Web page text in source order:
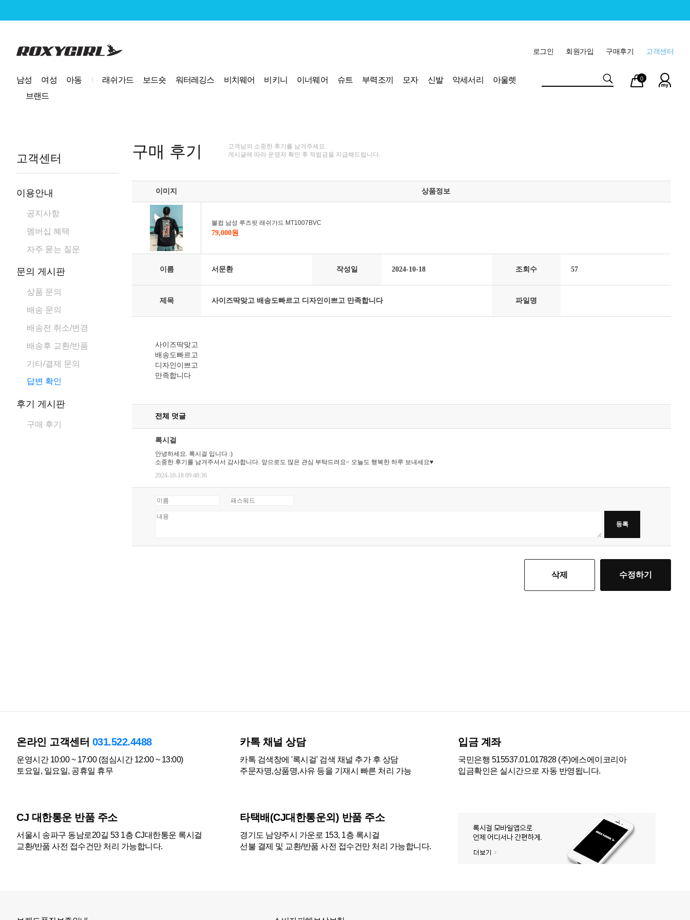
로고 고객센터
구매후기
회원가입
로그인
남성 여성 아동 래쉬가드 보드숏 워터레깅스 비치웨어 비키니 이너웨어 슈트 부력조끼 모자 신발 악세서리
아울렛
브랜드
마이
페이
장바
구니
0
고객센터
이용안내
공지사항
멤버십 혜택
자주 묻는 질문
문의 게시판
상품 문의
배송 문의
배송전 취소/변경
배송후 교환/반품
기타/결제 문의
답변 확인
후기 게시판
구매 후기
구매 후기
고객님의 소중한 후기를 남겨주세요.
게시글에 따라 운영자 확인 후 적립금을 지급해드립니다.
이미지 상품정보
볼컴 남성 루즈핏 래쉬가드 MT1007BVC
79,000원
이름 서문환 작성일 2024-10-18 조회수 57
제목 사이즈딱맞고 배송도빠르고 디자인이쁘고 만족합니다 파일명
사이즈딱맞고
배송도빠르고
디자인이쁘고
만족합니다
전체 덧글
록시걸
안녕하세요. 록시걸 입니다 :)
소중한 후기를 남겨주셔서 감사합니다. 앞으로도 많은 관심 부탁드려요~ 오늘도 행복한 하루 보내세요♥
2024-10-18 09:48:36
등록
삭제 수정하기
온라인 고객센터 031.522.4488
운영시간 10:00 ~ 17:00 (점심시간 12:00 ~ 13:00)
토요일, 일요일, 공휴일 휴무
카톡 채널 상담
카톡 검색창에 '록시걸' 검색 채널 추가 후 상담
주문자명,상품명,사유 등을 기재시 빠른 처리 가능
입금 계좌
국민은행 515537.01.017828 (주)에스에이코리아
입금확인은 실시간으로 자동 반영됩니다.
CJ 대한통운 반품 주소
서울시 송파구 동남로20길 53 1층 CJ대한통운 록시걸
교환/반품 사전 접수건만 처리 가능합니다.
타택배(CJ대한통운외) 반품 주소
경기도 남양주시 가운로 153, 1층 록시걸
선불 결제 및 교환/반품 사전 접수건만 처리 가능합니다.